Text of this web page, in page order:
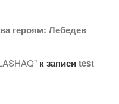
героям: Лебедев
к записиtest